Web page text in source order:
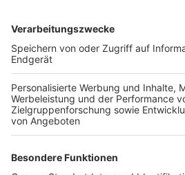
TOP-VEREINE
TOP-PARTNER